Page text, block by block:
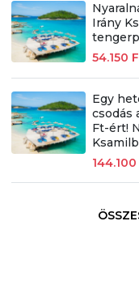
Irány
54.150
Egy
csodás
Ft-ért!
144.100